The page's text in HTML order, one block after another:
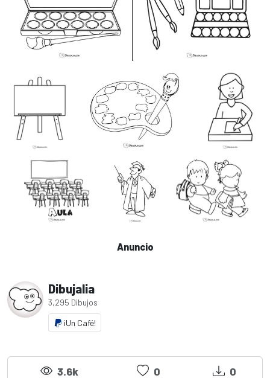
Anuncio
Dibujalia
3,295 Dibujos
¡Un Café!
3.6k 0 0